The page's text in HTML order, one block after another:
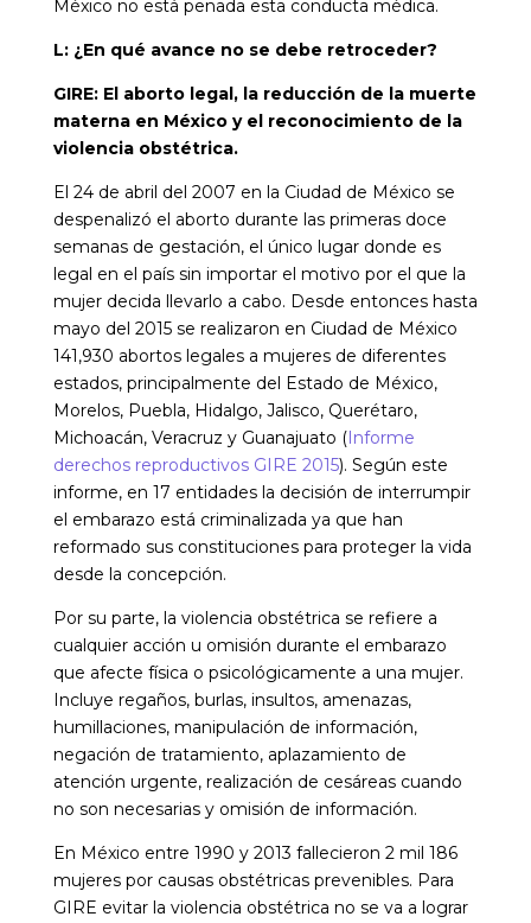
México no está penada esta conducta médica.
L: ¿En qué avance no se debe retroceder?
GIRE: El aborto legal, la reducción de la muerte
materna en México y el reconocimiento de la
violencia obstétrica.
El 24 de abril del 2007 en la Ciudad de México se
despenalizó el aborto durante las primeras doce
semanas de gestación, el único lugar donde es
legal en el país sin importar el motivo por el que la
mujer decida llevarlo a cabo. Desde entonces hasta
mayo del 2015 se realizaron en Ciudad de México
141,930 abortos legales a mujeres de diferentes
estados, principalmente del Estado de México,
Morelos, Puebla, Hidalgo, Jalisco, Querétaro,
Michoacán, Veracruz y Guanajuato (Informe
derechos reproductivos GIRE 2015). Según este
informe, en 17 entidades la decisión de interrumpir
el embarazo está criminalizada ya que han
reformado sus constituciones para proteger la vida
desde la concepción.
Por su parte, la violencia obstétrica se refiere a
cualquier acción u omisión durante el embarazo
que afecte física o psicológicamente a una mujer.
Incluye regaños, burlas, insultos, amenazas,
humillaciones, manipulación de información,
negación de tratamiento, aplazamiento de
atención urgente, realización de cesáreas cuando
no son necesarias y omisión de información.
En México entre 1990 y 2013 fallecieron 2 mil 186
mujeres por causas obstétricas prevenibles. Para
GIRE evitar la violencia obstétrica no se va a lograr